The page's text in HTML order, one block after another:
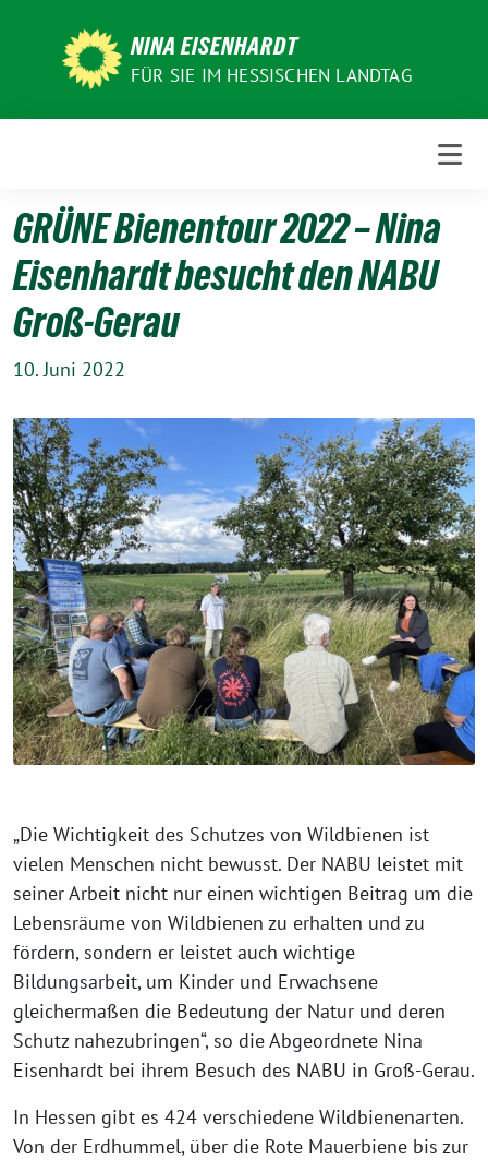
NINA EISENHARDT
FÜR SIE IM HESSISCHEN LANDTAG
GRÜNE Bienentour 2022 – Nina
Eisenhardt besucht den NABU
Groß-Gerau
10. Juni 2022
„Die Wichtigkeit des Schutzes von Wildbienen ist
vielen Menschen nicht bewusst. Der NABU leistet mit
seiner Arbeit nicht nur einen wichtigen Beitrag um die
Lebensräume von Wildbienen zu erhalten und zu
fördern, sondern er leistet auch wichtige
Bildungsarbeit, um Kinder und Erwachsene
gleichermaßen die Bedeutung der Natur und deren
Schutz nahezubringen“, so die Abgeordnete Nina
Eisenhardt bei ihrem Besuch des NABU in Groß-Gerau.
In Hessen gibt es 424 verschiedene Wildbienenarten.
Von der Erdhummel, über die Rote Mauerbiene bis zur